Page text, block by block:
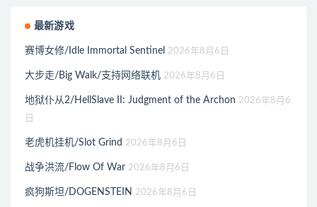
最新游戏
赛博女修/Idle Immortal Sentinel 2026年8月6日
大步走/Big Walk/支持网络联机 2026年8月6日
地狱仆从2/HellSlave II: Judgment of the Archon 2026年8月6
日
老虎机挂机/Slot Grind 2026年8月6日
战争洪流/Flow Of War 2026年8月6日
疯狗斯坦/DOGENSTEIN 2026年8月6日